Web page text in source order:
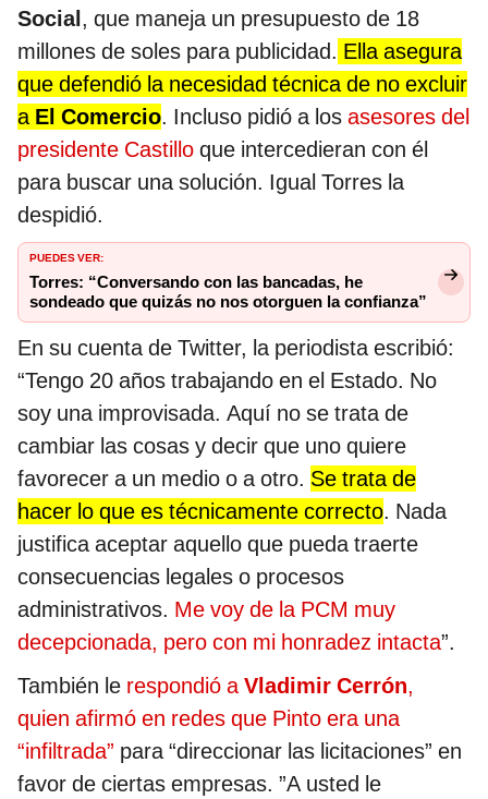
Social, que maneja un presupuesto de 18
millones de soles para publicidad. Ella asegura
que defendió la necesidad técnica de no excluir
a El Comercio. Incluso pidió a los asesores del
presidente Castillo que intercedieran con él
para buscar una solución. Igual Torres la
despidió.
PUEDES VER:
Torres: “Conversando con las bancadas, he
sondeado que quizás no nos otorguen la confianza”
En su cuenta de Twitter, la periodista escribió:
“Tengo 20 años trabajando en el Estado. No
soy una improvisada. Aquí no se trata de
cambiar las cosas y decir que uno quiere
favorecer a un medio o a otro. Se trata de
hacer lo que es técnicamente correcto. Nada
justifica aceptar aquello que pueda traerte
consecuencias legales o procesos
administrativos. Me voy de la PCM muy
decepcionada, pero con mi honradez intacta”.
También le respondió aVladimir Cerrón,
quien afirmó en redes que Pinto era una
“infiltrada” para “direccionar las licitaciones” en
favor de ciertas empresas. ”A usted le